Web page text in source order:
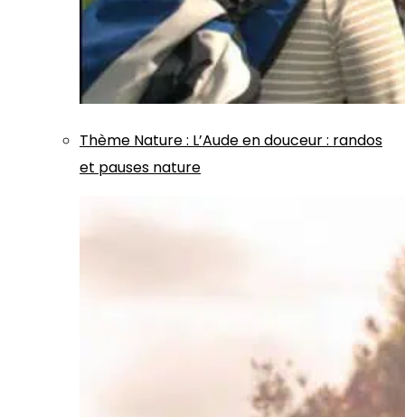
Thème Nature: L’Aude en douceur : randos
et pauses nature